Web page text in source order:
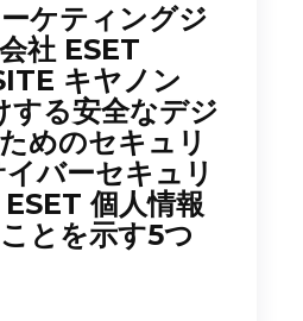
ケティングジ
社 ESET
キヤノン
する安全なデジ
めのセキュリ
バーセキュリ
個人情報
とを示す5つ